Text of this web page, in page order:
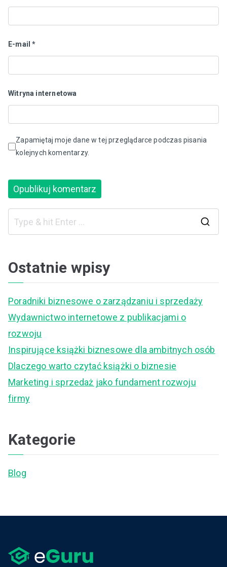
E-mail*
Witryna internetowa
Zapamiętaj moje dane w tej przeglądarce podczas pisania
kolejnych komentarzy.
Ostatnie wpisy
Poradniki biznesowe o zarządzaniu i sprzedaży
Wydawnictwo internetowe z publikacjami o
rozwoju
Inspirujące książki biznesowe dla ambitnych osób
Dlaczego warto czytać książki o biznesie
Marketing i sprzedaż jako fundament rozwoju
firmy
Kategorie
Blog